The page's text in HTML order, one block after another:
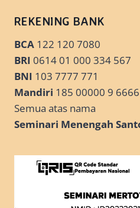
REKENING BANK
BCA 122 120 7080
BRI 0614 01 000 334 567
BNI 103 7777 771
Mandiri 185 00000 9 6666
Semua atas nama
Seminari Menengah